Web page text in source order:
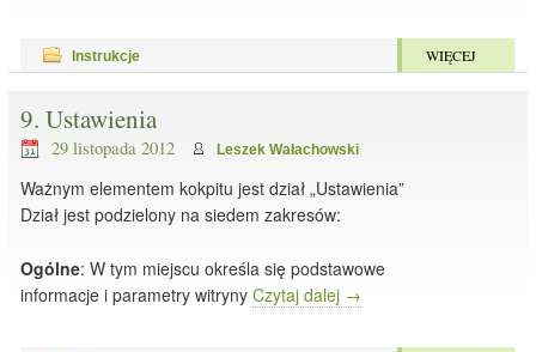
Instrukcje WIĘCEJ
9. Ustawienia
29 listopada 2012 Leszek Wałachowski
Ważnym elementem kokpitu jest dział „Ustawienia”
Dział jest podzielony na siedem zakresów:
Ogólne: W tym miejscu określa się podstawowe
informacje i parametry witrynyCzytaj dalej →